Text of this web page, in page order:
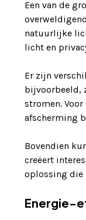
Een van de
natuurlijke
licht en
Er zijn
bijvoorbeeld,
stromen.
afscherming
Bovendien
creëert
oplossing die
Energie-